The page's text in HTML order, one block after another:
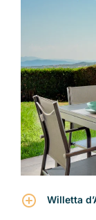
Willetta